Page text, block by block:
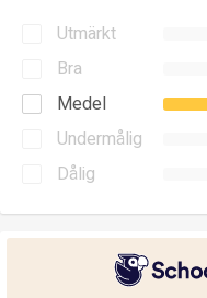
Utmärkt
Bra
Medel
Undermålig
Dålig